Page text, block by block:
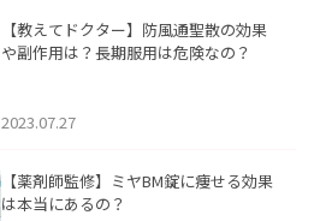
【教えてドクター】防風通聖散の効果
や副作用は？長期服用は危険なの？
2023.07.27
【薬剤師監修】ミヤBM錠に痩せる効果
は本当にあるの？